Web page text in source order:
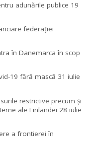
adunările publice 19
federației
în Danemarca în scop
19 fără mască 31 iulie
restrictive precum și
ale Finlandei 28 iulie
a frontierei în